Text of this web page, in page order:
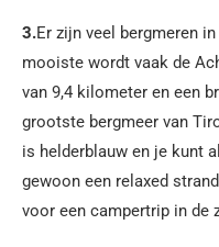
3.Er zijn veel bergmeren
mooiste wordt vaak de
van 9,4 kilometer en een
grootste bergmeer van
is helderblauw en je kunt
gewoon een relaxed
voor een campertrip in de